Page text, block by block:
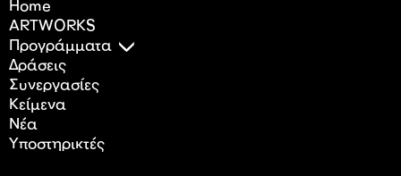
Home
ARTWORKS
Προγράμματα
Δράσεις
Συνεργασίες
Κείμενα
Nέα
Υποστηρικτές